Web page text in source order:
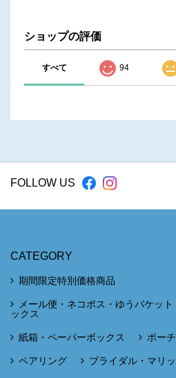
ショップの評価
すべて 94
FOLLOW US
CATEGORY
期間限定特別価格商品
メール便・ネコポス・ゆうパケッ
ックス
紙箱・ペーパーボックス ポー
ペアリング ブライダル・マリ